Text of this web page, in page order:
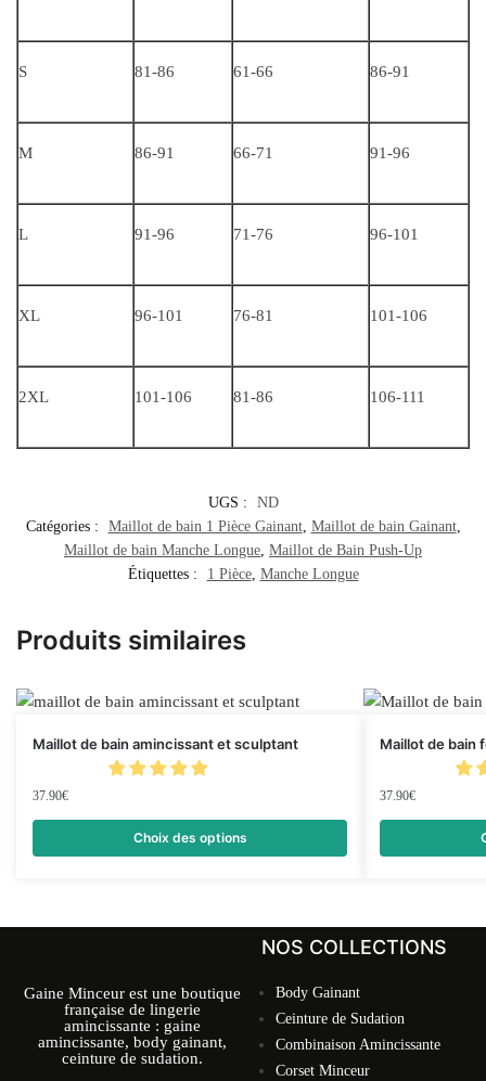
S 81-86 61-66 86-91
M 86-91 66-71 91-96
L 91-96 71-76 96-101
XL 96-101 76-81 101-106
2XL 101-106 81-86 106-111
UGS :
ND
Catégories :
Maillot de bain 1 Pièce Gainant, Maillot de bain Gainant,
Maillot de bain Manche Longue, Maillot de Bain Push-Up
Étiquettes :
1 Pièce, Manche Longue
Produits similaires
Maillot de bain amincissant et sculptant
37.90€
Choix des options
Maillot de bain
37.90€
Gaine Minceur est une boutique
française de lingerie
amincissante : gaine
amincissante, body gainant,
ceinture de sudation.
NOS COLLECTIONS
Body Gainant
Ceinture de Sudation
Combinaison Amincissante
Corset Minceur